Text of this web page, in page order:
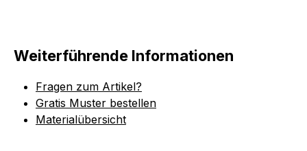
Weiterführende Informationen
Fragen zum Artikel?
Gratis Muster bestellen
Materialübersicht